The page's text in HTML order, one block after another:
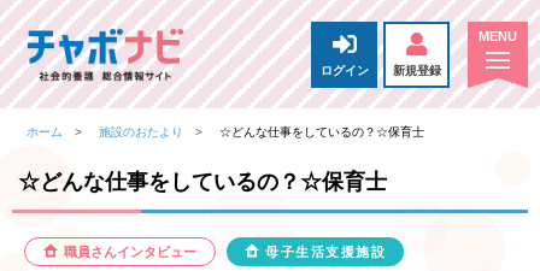
ログイン 新規登録
ホーム 施設のおたより ☆どんな仕事をしているの？☆保育士
☆どんな仕事をしているの？☆保育士
職員さんインタビュー 母子生活支援施設